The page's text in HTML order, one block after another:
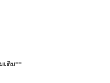
เติม**